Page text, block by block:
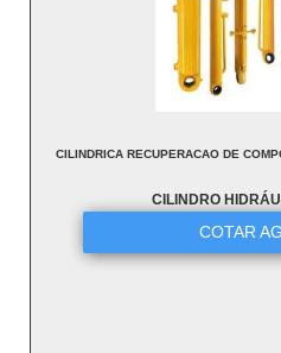
CILINDRICA RECUPERACAO DE
CILINDRO
COTAR